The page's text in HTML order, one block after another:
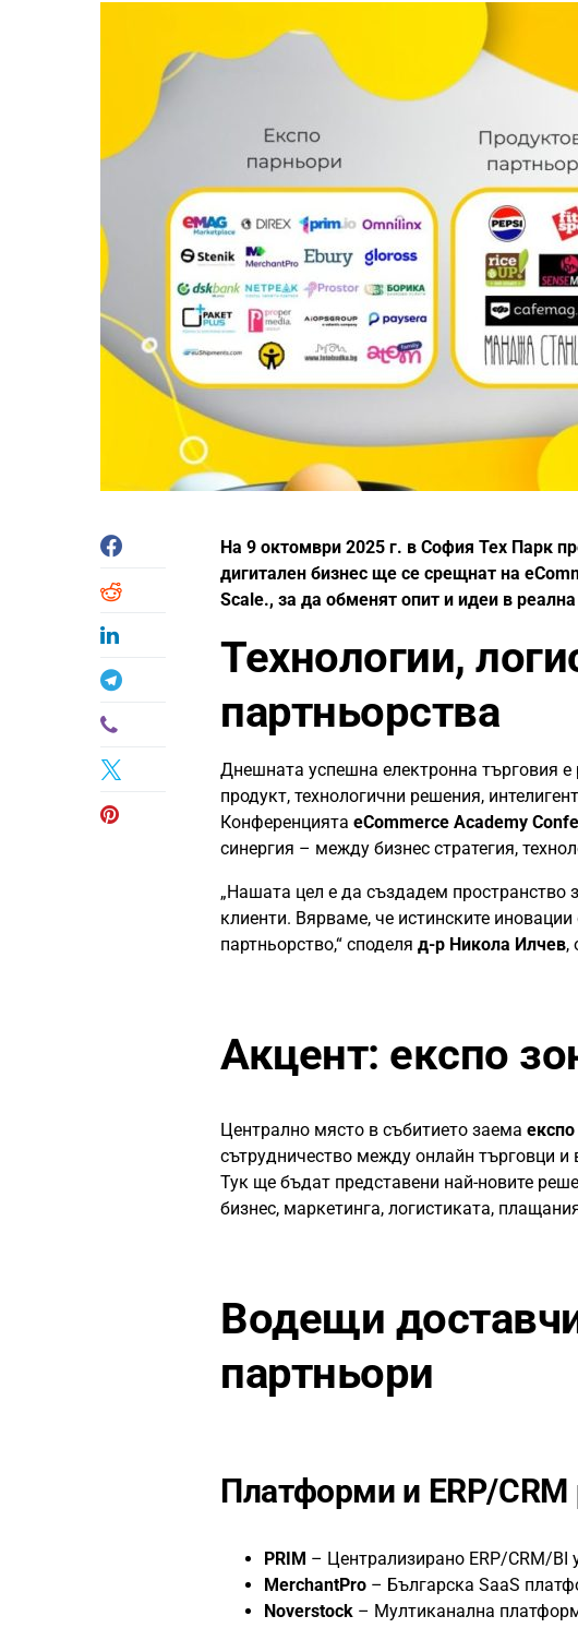
На 9 октомври 2025 г. в София Тех Парк
дигитален бизнес ще се срещнат на
Scale., за да обменят опит и идеи в
Технологии,
партньорства
Днешната успешна електронна търговия
продукт, технологични решения,
Конференцията eCommerce Academy
синергия – между бизнес стратегия,
„Нашата цел е да създадем пространство
клиенти. Вярваме, че истинските
партньорство,“ споделя д-р Никола Илчев,
Акцент: експо
Централно място в събитието заема експо
сътрудничество между онлайн търговци и
Тук ще бъдат представени най-новите
бизнес, маркетинга, логистиката,
Водещи
партньори
Платформи и ERP/
PRIM – Централизирано ERP/CRM/BI
MerchantPro – Българска SaaS
Noverstock – Мултиканална